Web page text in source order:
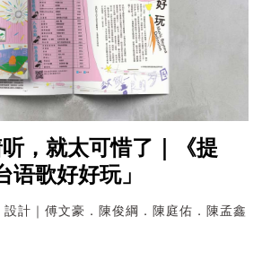
，就太可惜了｜《提
语歌好好玩」
設計｜傅文豪．陳俊綱．陳庭佑．陳孟鑫